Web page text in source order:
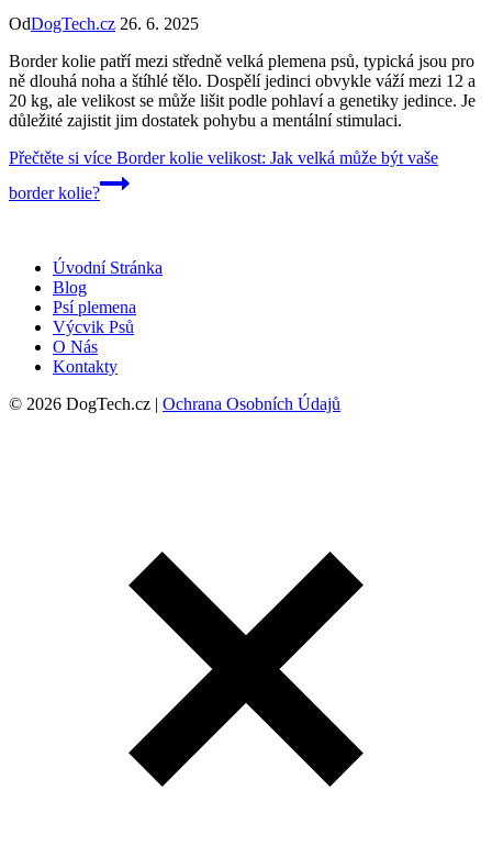
OdDogTech.cz 26. 6. 2025
Border kolie patří mezi středně velká plemena psů, typická jsou pro
ně dlouhá noha a štíhlé tělo. Dospělí jedinci obvykle váží mezi 12 a
20 kg, ale velikost se může lišit podle pohlaví a genetiky jedince. Je
důležité zajistit jim dostatek pohybu a mentální stimulaci.
Přečtěte si více Border kolie velikost: Jak velká může být vaše
border kolie?
Úvodní Stránka
Blog
Psí plemena
Výcvik Psů
O Nás
Kontakty
© 2026 DogTech.cz | Ochrana Osobních Údajů